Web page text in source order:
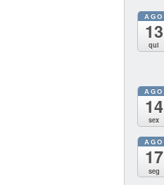
AGO
13
qui
AGO
14
sex
AGO
17
seg